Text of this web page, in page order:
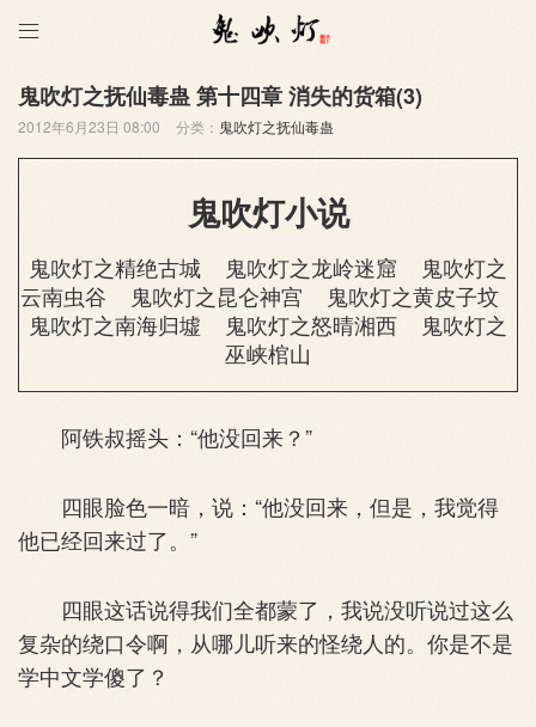

鬼吹灯之抚仙毒蛊 第十四章 消失的货箱(3)
2012年6月23日 08:00 分类： 鬼吹灯之抚仙毒蛊
鬼吹灯小说
鬼吹灯之精绝古城 鬼吹灯之龙岭迷窟
鬼吹灯之
云南虫谷
鬼吹灯之昆仑神宫
鬼吹灯之黄皮子坟
鬼吹灯之南海归墟
鬼吹灯之怒晴湘西
鬼吹灯之
巫峡棺山
阿铁叔摇头：“他没回来？”
四眼脸色一暗，说：“他没回来，但是，我觉得
他已经回来过了。”
四眼这话说得我们全都蒙了，我说没听说过这么
复杂的绕口令啊，从哪儿听来的怪绕人的。你是不是
学中文学傻了？